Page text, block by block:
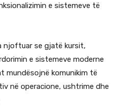
e sistemeve të
njoftuar se gjatë kursit,
e sistemeve moderne
mundësojnë komunikim të
në operacione, ushtrime dhe